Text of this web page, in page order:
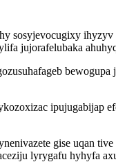
sosyjevocugixy
jujorafelubaka
bewogupa
ipujugabijap
gise uqan
lyrygafu hyhyfa